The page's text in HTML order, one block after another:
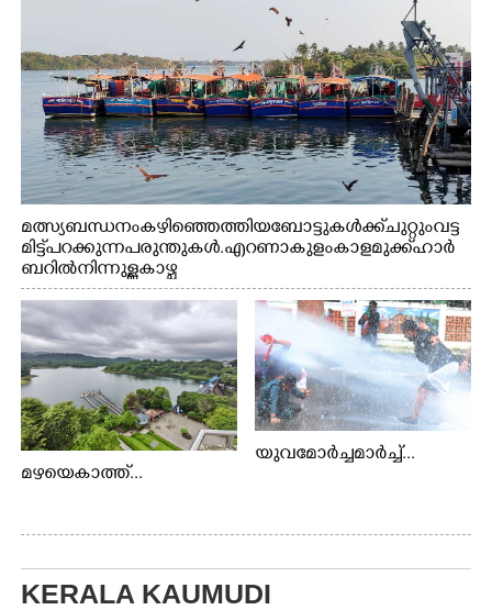
മത്സ്യബന്ധനം കഴിഞ്ഞെത്തിയ ബോട്ടുകൾക്ക് ചുറ്റും വട്ട
മിട്ട് പറക്കുന്ന പരുന്തുകൾ. എറണാകുളം കാളമുക്ക് ഹാർ
ബറിൽ നിന്നുള്ള കാഴ്ച
മഴയെകാത്ത്...
യുവമോർച്ചമാർച്ച്...
KERALA KAUMUDI